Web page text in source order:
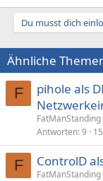
Du musst dich
Ähnliche
F
pihole als
FatManStanding
Antworten 9
F ControlD
FatManStanding